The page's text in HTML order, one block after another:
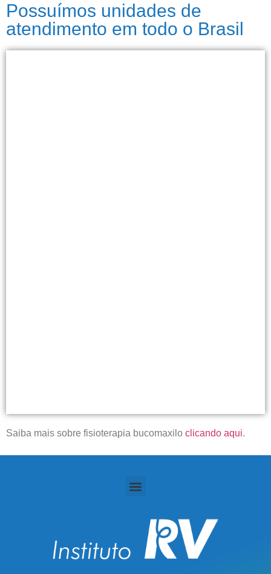
Possuímos unidades de
atendimento em todo o Brasil
Saiba mais sobre fisioterapia bucomaxilo clicando aqui.